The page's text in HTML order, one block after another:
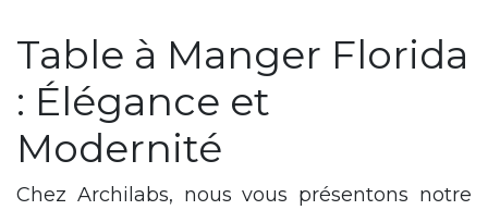
Table à Manger Florida
: Élégance et
Modernité
Chez Archilabs, nous vous présentons notre